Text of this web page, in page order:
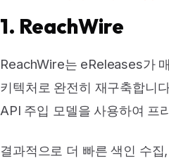
1. ReachWire
ReachWire는 eReleases가
키텍처로 완전히 재구축합니
API 주입 모델을 사용하여 프
결과적으로 더 빠른 색인 수